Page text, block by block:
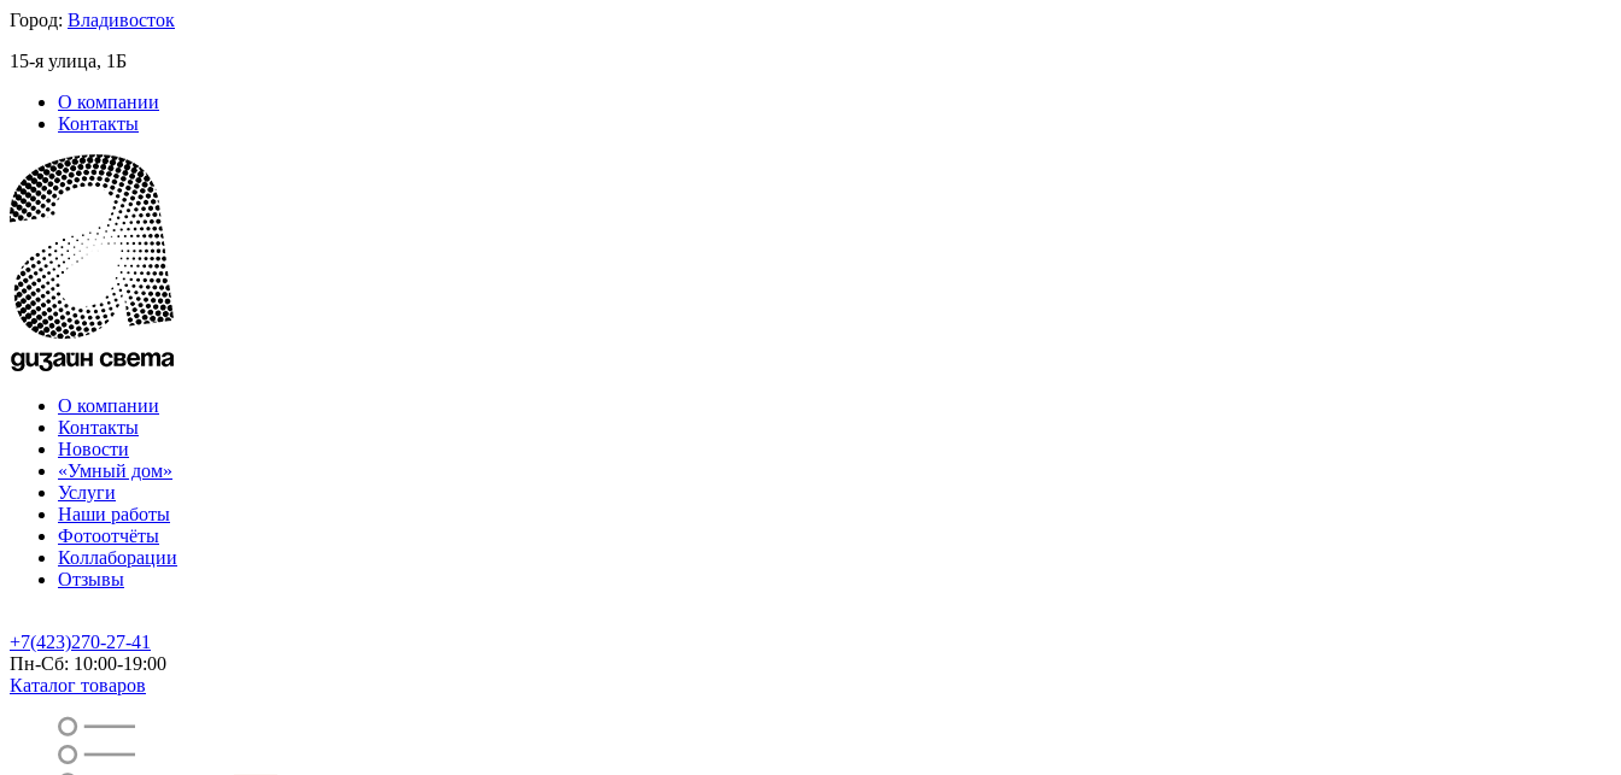
Город: Владивосток
15-я улица, 1Б
О компании
Контакты
О компании
Контакты
Новости
«Умный дом»
Услуги
Наши работы
Фотоотчёты
Коллаборации
Отзывы
+7(423)270-27-41
Пн-Сб: 10:00-19:00
Каталог товаров